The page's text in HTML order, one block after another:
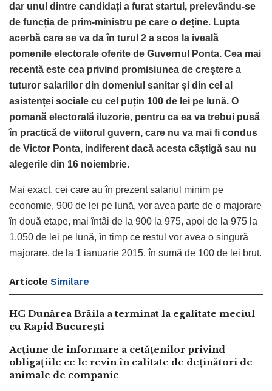
dar unul dintre candidați a furat startul, prelevându-se
de funcția de prim-ministru pe care o deține. Lupta
acerbă care se va da în turul 2 a scos la iveală
pomenile electorale oferite de Guvernul Ponta. Cea mai
recentă este cea privind promisiunea de creștere a
tuturor salariilor din domeniul sanitar și din cel al
asistenței sociale cu cel puțin 100 de lei pe lună. O
pomană electorală iluzorie, pentru ca ea va trebui pusă
în practică de viitorul guvern, care nu va mai fi condus
de Victor Ponta, indiferent dacă acesta câștigă sau nu
alegerile din 16 noiembrie.
Mai exact, cei care au în prezent salariul minim pe
economie, 900 de lei pe lună, vor avea parte de o majorare
în două etape, mai întâi de la 900 la 975, apoi de la 975 la
1.050 de lei pe lună, în timp ce restul vor avea o singură
majorare, de la 1 ianuarie 2015, în sumă de 100 de lei brut.
Articole Similare
HC Dunărea Brăila a terminat la egalitate meciul
cu Rapid București
Acțiune de informare a cetățenilor privind
obligațiile ce le revin în calitate de deținători de
animale de companie